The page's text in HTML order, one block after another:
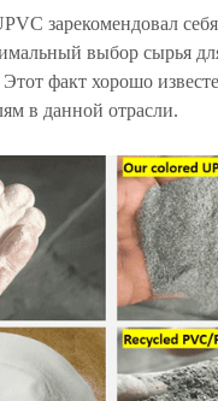
зарекомендовал
выбор сырья
факт хорошо
в данной отрасли.